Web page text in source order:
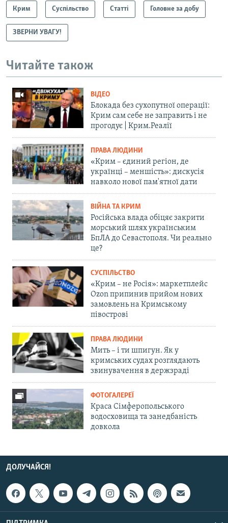
Крим Суспільство Статті Головне за добу
ЗВЕРНИ УВАГУ!
Читайте також
ВІДЕО
Блокада без сухопутної операції:
Крим сам себе не заправить і не
прогодує | Крим.Реалії
ПРАВА ЛЮДИНИ
«Крим – єдиний регіон, де
українці – меншість»: дискусія
навколо нової пам'ятної дати
ВІЙНА ТА КРИМ
Російська влада обіцяє закрити
морський шлях українським
БпЛА до Севастополя. Чи реально
це?
СУСПІЛЬСТВО
«Крим – не Росія»: маркетплейс
Ozon припинив прийом нових
замовлень на Кримському
півострові
ПРАВА ЛЮДИНИ
Мить – і ти шпигун. Як у
кримських судах розглядають
звинувачення в держзраді
ФОТОГАЛЕРЕЇ
Краса Сімферопольського
водосховища та занедбаність
довкола
ДОЛУЧАЙСЯ!